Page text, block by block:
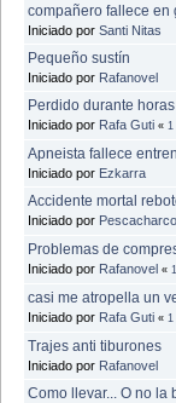
compañero fallece en
Iniciado por Santi Nitas
Pequeño sustín
Iniciado por Rafanovel
Perdido durante horas
Iniciado por Rafa Guti « 1
Apneista fallece
Iniciado por Ezkarra
Accidente mortal
Iniciado por Pescacharco
Problemas de
Iniciado por Rafanovel « 1
casi me atropella un
Iniciado por Rafa Guti « 1
Trajes anti tiburones
Iniciado por Rafanovel
Como llevar... O no la